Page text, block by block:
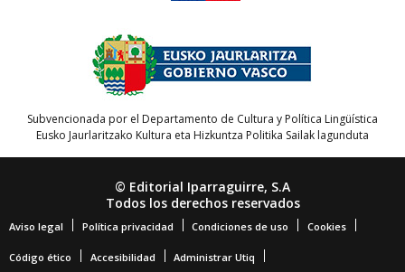
Subvencionada por el Departamento de Cultura y Política Lingüística
Eusko Jaurlaritzako Kultura eta Hizkuntza Politika Sailak lagunduta
© Editorial Iparraguirre, S.A
Todos los derechos reservados
Aviso legal Política privacidad Condiciones de uso Cookies
Código ético Accesibilidad Administrar Utiq